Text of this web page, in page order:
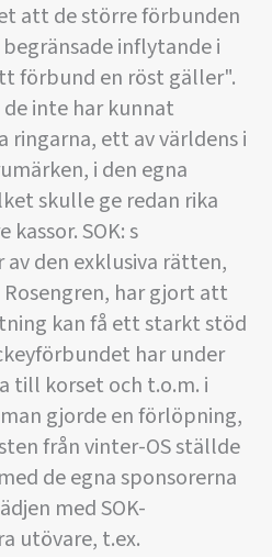
att de större förbunden
inflytande i
förbund en röst gäller".
inte har kunnat
ringarna, ett av världens i
i den egna
skulle ge redan rika
SOK: s
den exklusiva rätten,
har gjort att
kan få ett starkt stöd
har under
till korset och t.o.m. i
gjorde en förlöpning,
från vinter-OS ställde
de egna sponsorerna
med SOK-
utövare, t.ex.